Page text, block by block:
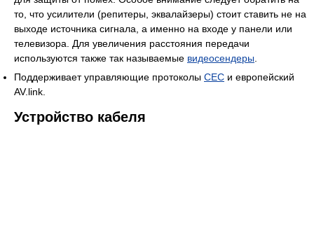
то, что усилители (репитеры, эквалайзеры) стоит ставить не на
выходе источника сигнала, а именно на входе у панели или
телевизора. Для увеличения расстояния передачи
используются также так называемые видеосендеры
Поддерживает управляющие протоколы CEC и европейский
AV.link.
Устройство кабеля